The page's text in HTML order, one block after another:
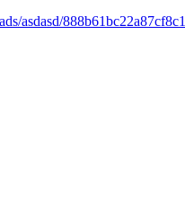
asdasd/